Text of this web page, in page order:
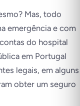
Mas, todo
emergência e com
do hospital
em Portugal
legais, em alguns
obter um seguro